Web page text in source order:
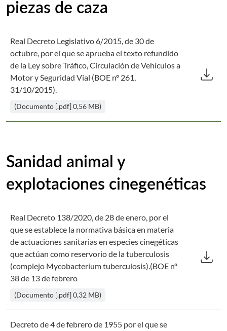
piezas de caza
Real Decreto Legislativo 6/2015, de 30 de
octubre, por el que se aprueba el texto refundido
de la Ley sobre Tráfico, Circulación de Vehículos a
Motor y Seguridad Vial (BOE nº 261,
31/10/2015).
(Documento [.pdf] 0,56 MB)
download
Sanidad animal y
explotaciones cinegenéticas
Real Decreto 138/2020, de 28 de enero, por el
que se establece la normativa básica en materia
de actuaciones sanitarias en especies cinegéticas
que actúan como reservorio de la tuberculosis
(complejo Mycobacterium tuberculosis).(BOE nº
38 de 13 de febrero
(Documento [.pdf] 0,32 MB)
download
Decreto de 4 de febrero de 1955 por el que se